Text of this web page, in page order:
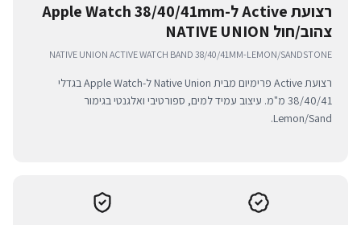
רצועת Active ל-Apple Watch 38/40/41mm
צהוב/חול NATIVE UNION
NATIVE UNION ACTIVE WATCH BAND 38/40/41MM-LEMON/SANDSTONE
רצועת Active פרימיום מבית Native Union ל-Apple Watch בגדלי
38/40/41 מ"מ. עיצוב עמיד למים, ספורטיבי ואלגנטי בגימור
Lemon/Sand.